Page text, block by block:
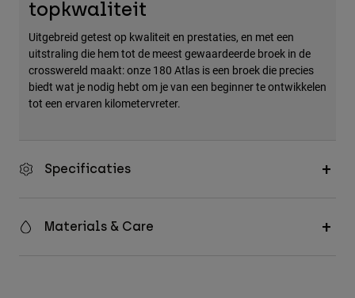
Accessories
All Accessories
Bags & Backpacks
Hats & Caps
topkwaliteit
Uitgebreid getest op kwaliteit en prestaties, en met een
uitstraling die hem tot de meest gewaardeerde broek in de
crosswereld maakt: onze 180 Atlas is een broek die precies
biedt wat je nodig hebt om je van een beginner te ontwikkelen
tot een ervaren kilometervreter.
Specificaties
Materials & Care